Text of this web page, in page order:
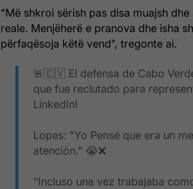
“Më shkroi sërish pas disa muajsh
reale. Menjëherë e pranova dhe isha
përfaqësoja këtë vend”, tregonte ai.
🚨🇨🇻 El defensa de Cabo
que fue reclutado para
LinkedIn!
Lopes: "Yo Pensé que era un
atención." 😭❌
“Incluso una vez trabajaba